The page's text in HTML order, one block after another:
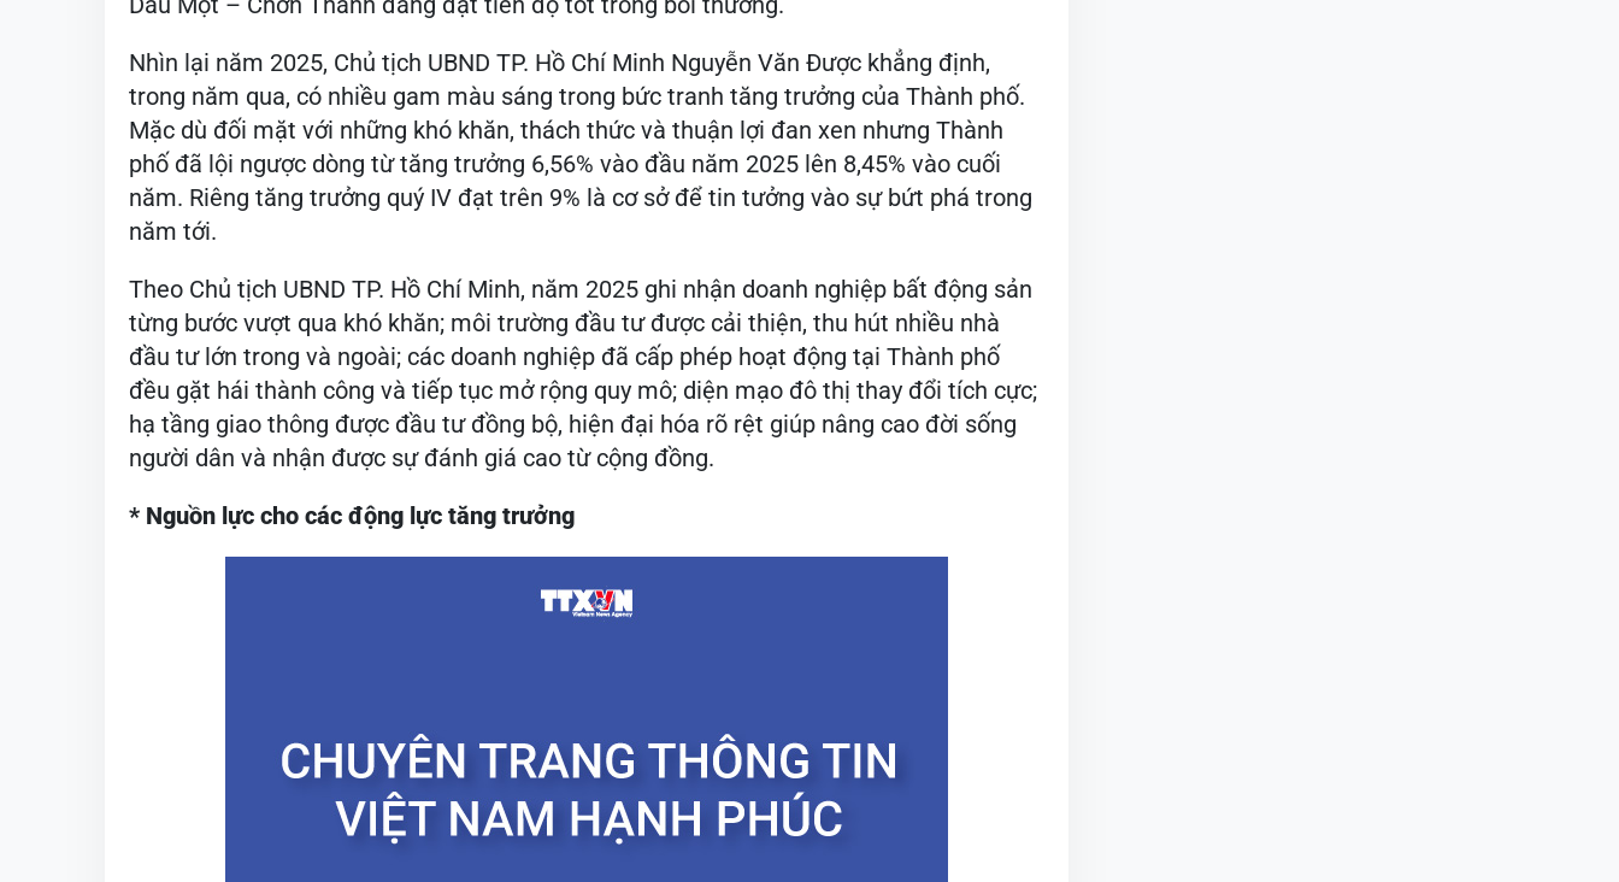
Nhìn lại năm 2025, Chủ tịch UBND TP. Hồ Chí Minh Nguyễn Văn Được khẳng định,
trong năm qua, có nhiều gam màu sáng trong bức tranh tăng trưởng của Thành phố.
Mặc dù đối mặt với những khó khăn, thách thức và thuận lợi đan xen nhưng Thành
phố đã lội ngược dòng từ tăng trưởng 6,56% vào đầu năm 2025 lên 8,45% vào cuối
năm. Riêng tăng trưởng quý IV đạt trên 9% là cơ sở để tin tưởng vào sự bứt phá trong
năm tới.
Theo Chủ tịch UBND TP. Hồ Chí Minh, năm 2025 ghi nhận doanh nghiệp bất động sản
từng bước vượt qua khó khăn; môi trường đầu tư được cải thiện, thu hút nhiều nhà
đầu tư lớn trong và ngoài; các doanh nghiệp đã cấp phép hoạt động tại Thành phố
đều gặt hái thành công và tiếp tục mở rộng quy mô; diện mạo đô thị thay đổi tích cực;
hạ tầng giao thông được đầu tư đồng bộ, hiện đại hóa rõ rệt giúp nâng cao đời sống
người dân và nhận được sự đánh giá cao từ cộng đồng.
* Nguồn lực cho các động lực tăng trưởng